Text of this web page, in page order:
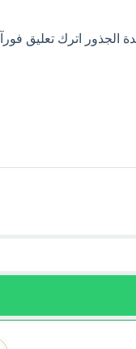
الجذور اترك تعليق فورآ.